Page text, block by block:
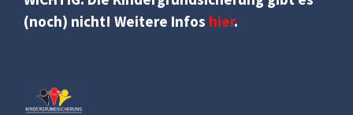
(noch) nicht! Weitere Infos hier.